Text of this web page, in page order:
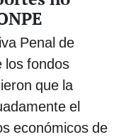
Penal de
los fondos
que la
el
económicos de